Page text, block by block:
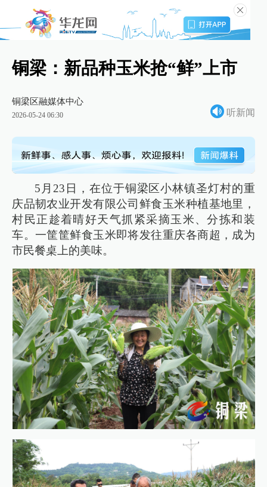
铜梁：新品种玉米抢“鲜”上市
铜梁区融媒体中心
2026-05-24 06:30 听新闻
5月23日，在位于铜梁区小林镇圣灯村的重
庆品韧农业开发有限公司鲜食玉米种植基地里，
村民正趁着晴好天气抓紧采摘玉米、分拣和装
车。一筐筐鲜食玉米即将发往重庆各商超，成为
市民餐桌上的美味。